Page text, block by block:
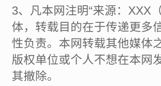
3、凡本网注明“来源：XXX
体，转载目的在于传递更多
性负责。本网转载其他媒体
版权单位或个人不想在本网
其撤除。